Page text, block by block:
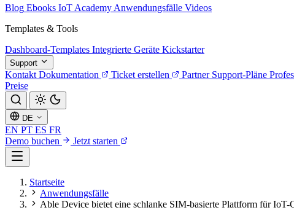
Blog Ebooks IoT Academy Anwendungsfälle Videos
Templates & Tools
Dashboard-Templates Integrierte Geräte Kickstarter
Support
Kontakt Dokumentation Ticket erstellen Partner Support-Pläne
Preise
DE
EN PT ES FR
Demo buchen
Jetzt starten
Startseite
Anwendungsfälle
Able Device bietet eine schlanke SIM-basierte Plattform für IoT-